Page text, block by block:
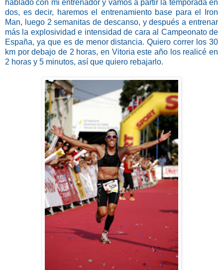
hablado con mi entrenador y vamos a partir la temporada en
dos, es decir, haremos el entrenamiento base para el Iron
Man, luego 2 semanitas de descanso, y después a entrenar
más la explosividad e intensidad de cara al Campeonato de
España, ya que es de menor distancia. Quiero correr los 30
km por debajo de 2 horas, en Vitoria este año los realicé en
2 horas y 5 minutos, así que quiero rebajarlo.